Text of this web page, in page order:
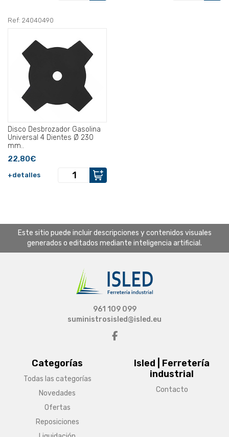
Ref: 24040490
Disco Desbrozador Gasolina
Universal 4 Dientes Ø 230
mm..
22,80€
+detalles
Este sitio puede incluir descripciones y contenidos visuales
generados o editados mediante inteligencia artificial.
Categorías
Todas las categorías
Novedades
Ofertas
Reposiciones
Isled | Ferretería
industrial
Contacto
961 109 099
suministrosisled@isled.eu